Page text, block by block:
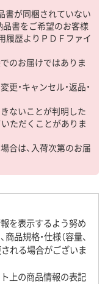
書が同梱されていない
書をご希望のお客様
履歴よりＰＤＦファイ
のお届けではありま
・キャンセル・返品・
ないことが判明した
ただくことがありま
合は、入荷次第のお届
を表示するよう努め
品規格・仕様（容量、
される場合がございま
上の商品情報の表記